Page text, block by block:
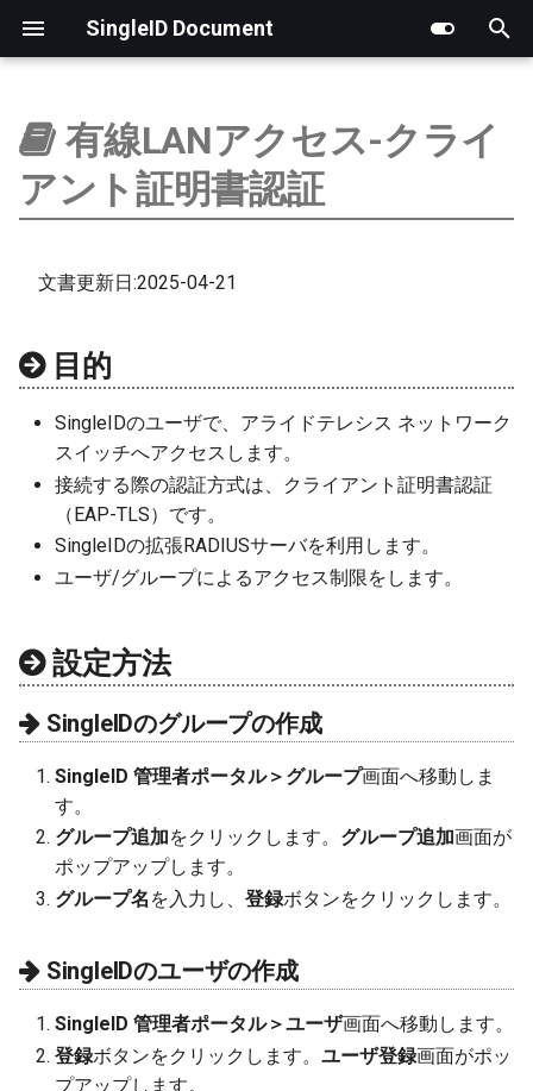
SingleID Document
索
初
はじめに
ログ
RADIUS認証ログ
操作ログ
ユーザ
Microsoftクラウド連携
認証
LDAP
RADIUS
アプリ連携
アプリ一覧
セキュリティ診断
基本情報（組織アカウン
管理者
はじめに
アカウント
パスワード
セッション
はじめに
お客様向け
新しいチケットの作成
チケットの進捗状況の確
MSP提供事業者向け
サポートフロー
新規チケット内容の確認
担当者の変更
チケットの終了
チケットのステータス
はじめに
ポイント管理
ポイント履歴
アカウント管理
顧客アカウント管理
MSPアカウント管理
PoC実施ガイドライン
SingleIDクラウドアシスト
製品版有線LANアクセス-クライ
アント証明書認証
文書更新日:2025-04-21
目的
SingleIDのユーザで、アライドテレシス ネットワーク
スイッチへアクセスします。
接続する際の認証方式は、クライアント証明書認証
（EAP-TLS）です。
SingleIDの拡張RADIUSサーバを利用します。
ユーザ/グループによるアクセス制限をします。
設定方法
SingleIDのグループの作成
SingleID 管理者ポータル＞グループ画面へ移動しま
す。
グループ追加をクリックします。 グループ追加画面が
ポップアップします。
グループ名 を入力し、 登録ボタンをクリックします。
SingleIDのユーザの作成
SingleID 管理者ポータル＞ユーザ画面へ移動します。
登録ボタンをクリックします。 ユーザ登録画面がポッ
プアップします。